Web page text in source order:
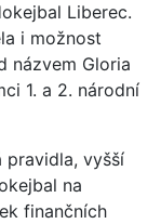
Liberec.
i možnost
názvem Gloria
1. a 2. národní
pravidla, vyšší
na
finančních